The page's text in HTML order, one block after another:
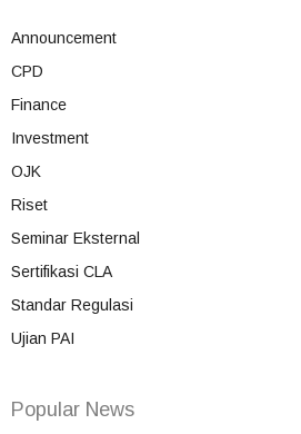
Announcement
CPD
Finance
Investment
OJK
Riset
Seminar Eksternal
Sertifikasi CLA
Standar Regulasi
Ujian PAI
Popular News